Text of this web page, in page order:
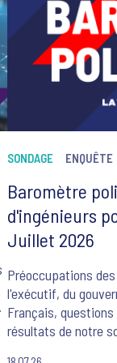
SONDAGE ENQUÊTE
Baromètre
d'ingénieurs
Juillet 2026
Préoccupations
l'exécutif, du
Français,
résultats de notre